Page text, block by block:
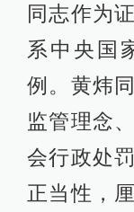
同志作为
系中央国
例。黄炜
监管理念
会行政处
正当性，